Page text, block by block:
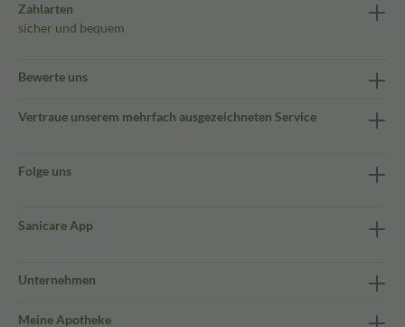
Zahlarten
sicher und bequem
Bewerte uns
Vertraue unserem mehrfach ausgezeichneten Service
Folge uns
Sanicare App
Unternehmen
Meine Apotheke